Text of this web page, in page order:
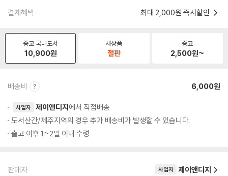
결제혜택 최대 2,000원 즉시할인
중고 국내도서
10,900원
새상품
절판
중고
2,500원~
배송비 6,000원
사업자 제이앤디지에서 직접배송
도서산간/제주지역의 경우 추가 배송비가 발생할 수 있습니다.
출고 이후 1~2일 이내 수령
판매자 사업자 제이앤디지